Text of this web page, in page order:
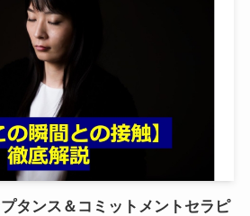
プタンス＆コミットメントセラピ